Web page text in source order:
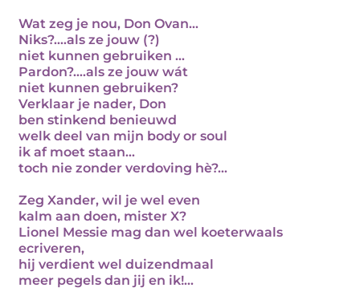
Wat zeg je nou, Don Ovan...
Niks?....als ze jouw (?)
niet kunnen gebruiken ...
Pardon?....als ze jouw wát
niet kunnen gebruiken?
Verklaar je nader, Don
ben stinkend benieuwd
welk deel van mijn body or soul
ik af moet staan...
toch nie zonder verdoving hè?...
Zeg Xander, wil je wel even
kalm aan doen, mister X?
Lionel Messie mag dan wel koeterwaals
ecriveren,
hij verdient wel duizendmaal
meer pegels dan jij en ik!...